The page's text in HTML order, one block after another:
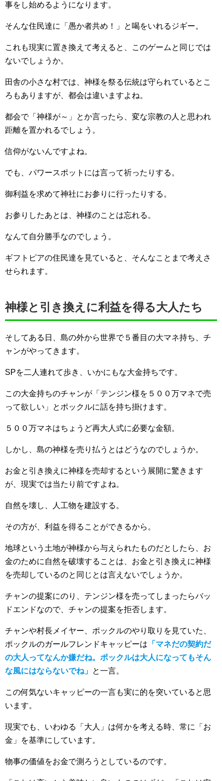
事をし始めるようになります。
そんな住民達に「愚か者共め！」と喝をいれるジギー。
これも現実に置き換えて考えると、このゲームと同じでは
ないでしょうか。
田舎の小さな村では、神様を祭る伝統は守られているとこ
ろもありますが、都会は違いますよね。
都会で「神様が～」とか言ったら、変な宗教の人と思われ
距離を置かれるでしょう。
信仰がないんですよね。
でも、パワースポットには言って祈ったりする。
御利益を求めて神社にお参りに行ったりする。
お参りしたあとは、神様のことは忘れる。
なんて自分勝手なのでしょう。
ギフトピアの住民達を見ていると、そんなことまで考えさ
せられます。
神様と引き換えに利益を得る大人たち
そしてある日、島の外から世界で５番目の大マネ持ち、チ
ャンがやってきます。
SPを二人連れて歩き、いかにもな大金持ちです。
この大金持ちのチャンが「テンジン様を５００万マネで売
って欲しい」とポックルに話を持ち掛けます。
５００万マネはちょうど再大人式に必要な金額。
しかし、島の神様を売り払うとはどうなのでしょうか。
お金と引き換えに神様を売却するという展開に驚きます
が、現実では当たり前ですよね。
自然を壊し、人工物を建設する。
その方が、利益を得ることができるから。
地球という土地が神様から与えられたものだとしたら、お
金のために自然を破壊することは、お金と引き換えに神様
を売却しているのと同じとは言えないでしょうか。
チャンの提案にのり、テンジン様を売ってしまったらバッ
ドエンドなので、チャンの提案を拒否します。
チャンや村長メイヤー、ポックルのやり取りを見ていた、
ポックルのガールフレンドキャッピーは 「マネだの契約だ
の大人ってなんか嫌だね。ポックルは大人になってもそん
な風にはならないでね」 と一言。
この何気ないキャッピーの一言も実に的を突いていると思
います。
現実でも、いわゆる「大人」は何かを考える時、常に「お
金」を基準にしています。
物事の価値をお金で測ろうとしているのです。